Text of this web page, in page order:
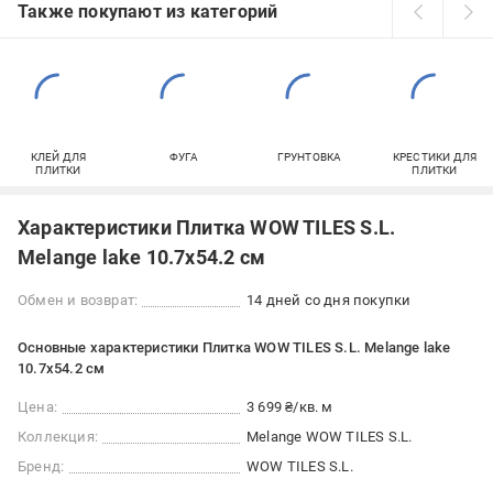
Также покупают из категорий
КЛЕЙ ДЛЯ
ПЛИТКИ
ФУГА ГРУНТОВКА
КРЕСТИКИ ДЛЯ
ПЛИТКИ
Характеристики Плитка WOW TILES S.L.
Melange lake 10.7x54.2 см
Обмен и возврат: 14 дней со дня покупки
Основные характеристики Плитка WOW TILES S.L. Melange lake
10.7x54.2 см
Цена:
3 699 ₴/кв. м
Коллекция:
Melange WOW TILES S.L.
Бренд:
WOW TILES S.L.